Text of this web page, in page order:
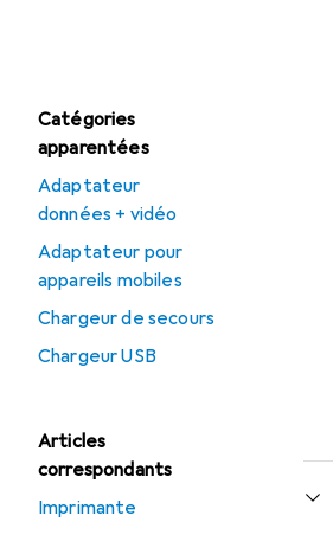
Catégories
apparentées
Adaptateur
données + vidéo
Adaptateur pour
appareils mobiles
Chargeur de secours
Chargeur USB
Articles
correspondants
Imprimante